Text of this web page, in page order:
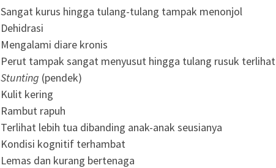
Sangat kurus hingga tulang-tulang tampak menonjol
Dehidrasi
Mengalami diare kronis
Perut tampak sangat menyusut hingga tulang rusuk terlihat
Stunting (pendek)
Kulit kering
Rambut rapuh
Terlihat lebih tua dibanding anak-anak seusianya
Kondisi kognitif terhambat
Lemas dan kurang bertenaga